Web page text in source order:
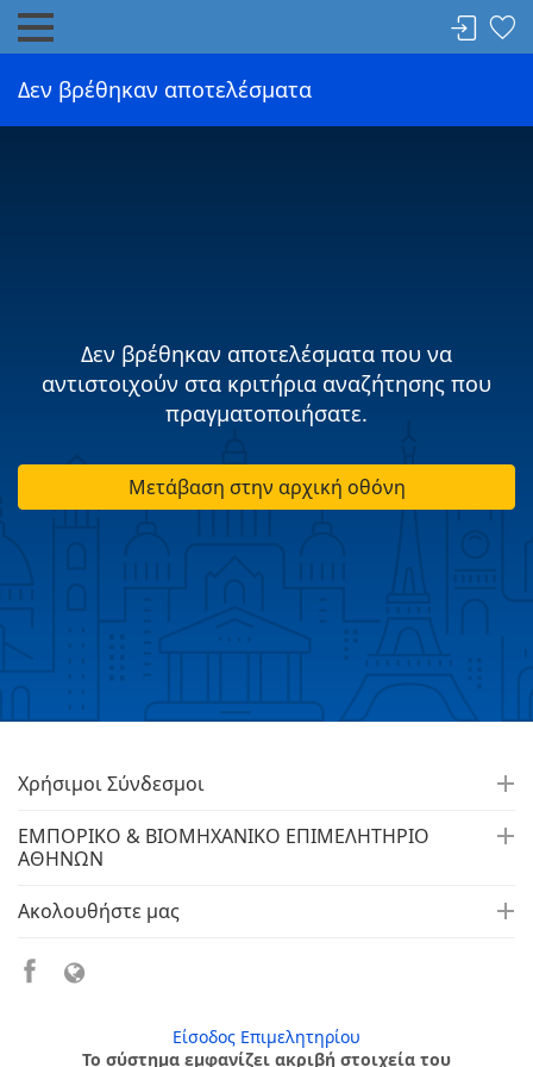
Δεν βρέθηκαν αποτελέσματα
Δεν βρέθηκαν αποτελέσματα που να
αντιστοιχούν στα κριτήρια αναζήτησης που
πραγματοποιήσατε.
Μετάβαση στην αρχική οθόνη
Χρήσιμοι Σύνδεσμοι
ΕΜΠΟΡΙΚΟ & ΒΙΟΜΗΧΑΝΙΚΟ ΕΠΙΜΕΛΗΤΗΡΙΟ
ΑΘΗΝΩΝ
Ακολουθήστε μας
Είσοδος Επιμελητηρίου
Το σύστημα εμφανίζει ακριβή στοιχεία του